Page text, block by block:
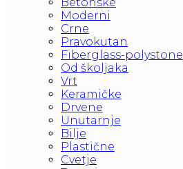
Moderni
Crne
Pravokutan
Fiberglass-polystone
Od školjaka
Vrt
Keramičke
Drvene
Unutarnje
Bilje
Plastične
Cvetje